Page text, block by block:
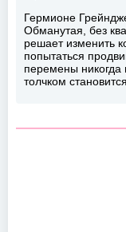
Гермионе
Обманутая, без
решает изменить
попытаться
перемены никогда
толчком